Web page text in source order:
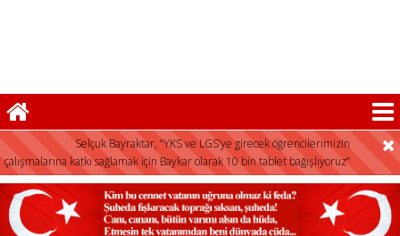
FLAŞ HABER:
Selçuk Bayraktar, “YKS ve LGS’ye girecek öğrencilerimizin
çalışmalarına katkı sağlamak için Baykar olarak 10 bin tablet bağışlıyoruz”